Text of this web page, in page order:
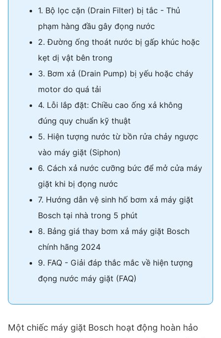
1. Bộ lọc cặn (Drain Filter) bị tắc - Thủ
phạm hàng đầu gây đọng nước
2. Đường ống thoát nước bị gấp khúc hoặc
kẹt dị vật bên trong
3. Bơm xả (Drain Pump) bị yếu hoặc cháy
motor do quá tải
4. Lỗi lắp đặt: Chiều cao ống xả không
đúng quy chuẩn kỹ thuật
5. Hiện tượng nước từ bồn rửa chảy ngược
vào máy giặt (Siphon)
6. Cách xả nước cưỡng bức để mở cửa máy
giặt khi bị đọng nước
7. Hướng dẫn vệ sinh hố bơm xả máy giặt
Bosch tại nhà trong 5 phút
8. Bảng giá thay bơm xả máy giặt Bosch
chính hãng 2024
9. FAQ - Giải đáp thắc mắc về hiện tượng
đọng nước máy giặt (FAQ)
Một chiếc máy giặt Bosch hoạt động hoàn hảo